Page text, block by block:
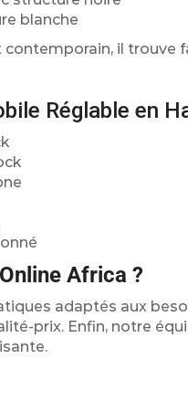
blanche
il trouve
Réglable en
Africa ?
adaptés aux
prix. Enfin, notre